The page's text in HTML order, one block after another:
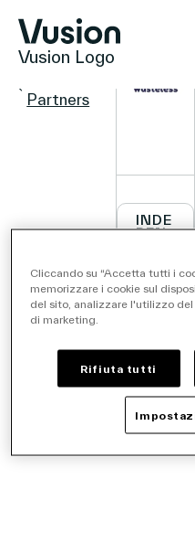
Vusion Logo
Tecnologie
Partners
INDE
PEN
SOF
TWA
RE
VEN
Cliccando su “Accetta tutti i
memorizzare i cookie sul
del sito, analizzare l'utilizzo
di marketing.
Rifiuta tutti